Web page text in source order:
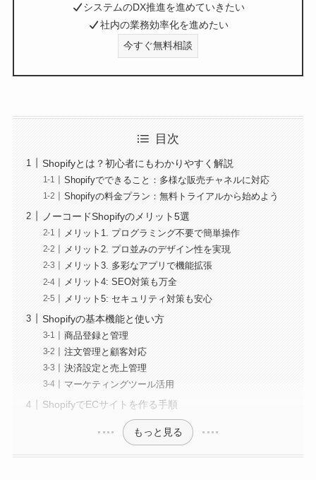
システムのDX推進を進めていきたい
社内の業務効率化を進めたい
今すぐ無料相談
目次
Shopifyとは？初心者にもわかりやすく解説
Shopifyでできること：多様な販売チャネルに対応
Shopifyの料金プラン：無料トライアルから始めよう
ノーコードShopifyのメリット5選
メリット1. プログラミング不要で簡単操作
メリット2. プロ並みのデザイン性を実現
メリット3. 多彩なアプリで機能拡張
メリット4: SEO対策も万全
メリット5: セキュリティ対策も安心
Shopifyの基本機能と使い方
商品登録と管理
注文管理と顧客対応
決済設定と売上管理
マーケティングツール活用
ShopifyでECサイトを作る手順
もっと見る